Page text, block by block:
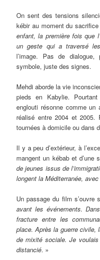
On sent des tensions
kébir au moment du
enfant, la première fois que
un geste qui a traversé
l’image. Pas de
symbole, juste des signes.
Mehdi aborde la vie
pieds en Kabylie.
englouti résonne comme
réalisé entre 2004 et 2005.
tournées à domicile ou dans
Il y a peu d’extérieur, à
mangent un kébab et d’une
de jeunes issus de
longent la Méditerranée,
Un passage du film s’ouvre
avant les événements.
fracture entre les
place. Après la guerre civile,
de mixité sociale. Je
distancié. »